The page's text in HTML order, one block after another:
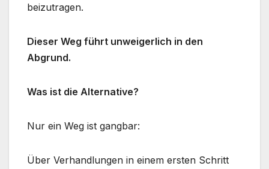
beizutragen.
Dieser Weg führt unweigerlich in den
Abgrund.
Was ist die Alternative?
Nur ein Weg ist gangbar:
Über Verhandlungen in einem ersten Schritt